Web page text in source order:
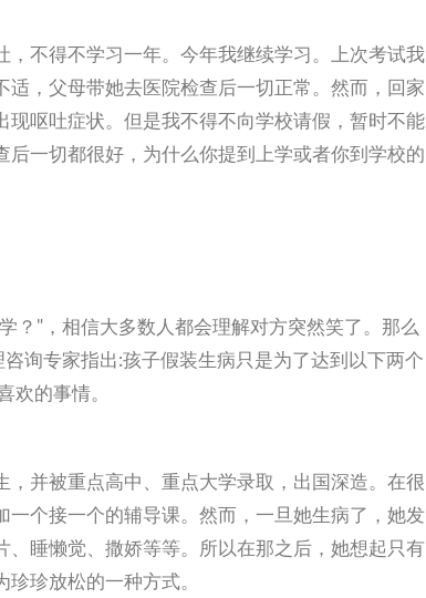
不得不学习一年。今年我继续学习。上次考试我
，父母带她去医院检查后一切正常。然而，回家
呕吐症状。但是我不得不向学校请假，暂时不能
一切都很好，为什么你提到上学或者你到学校的
？"，相信大多数人都会理解对方突然笑了。那么
询专家指出:孩子假装生病只是为了达到以下两个
欢的事情。
并被重点高中、重点大学录取，出国深造。在很
个接一个的辅导课。然而，一旦她生病了，她发
睡懒觉、撒娇等等。所以在那之后，她想起只有
珍放松的一种方式。